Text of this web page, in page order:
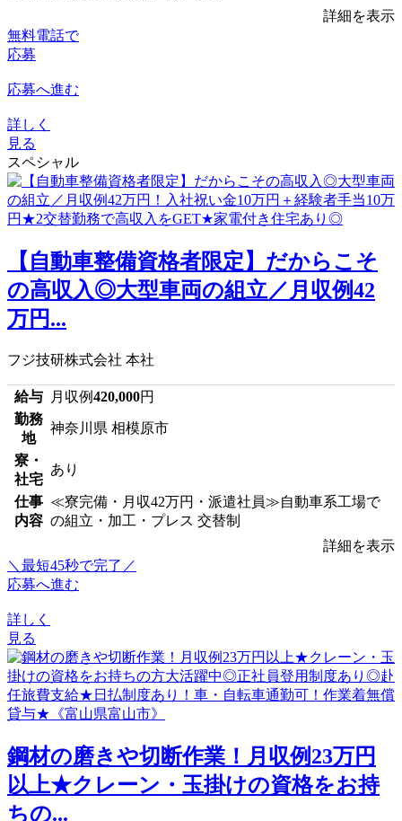
詳細を表示
無料電話で
応募
応募へ進む
詳しく
見る
スペシャル
【自動車整備資格者限定】だからこそ
の高収入◎大型車両の組立／月収例42
万円...
フジ技研株式会社 本社
給与 月収例420,000円
勤務
地
神奈川県 相模原市
寮・
社宅
あり
仕事
内容
≪寮完備・月収42万円・派遣社員≫自動車系工場で
の組立・加工・プレス 交替制
詳細を表示
＼最短45秒で完了／
応募へ進む
詳しく
見る
鋼材の磨きや切断作業！月収例23万円
以上★クレーン・玉掛けの資格をお持
ちの...